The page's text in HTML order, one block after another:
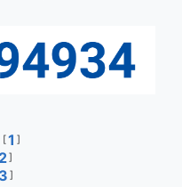
[1 ]
2]
3 ]